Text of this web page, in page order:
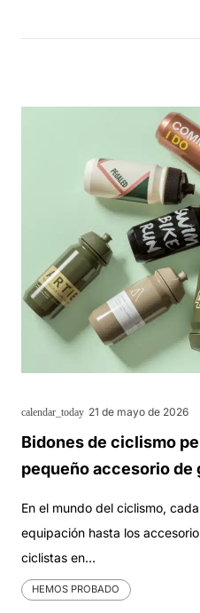
calendar_today 21 de mayo de 2026
Bidones de ciclismo
pequeño accesorio de
En el mundo del ciclismo,
equipación hasta los
ciclistas en…
HEMOS PROBADO